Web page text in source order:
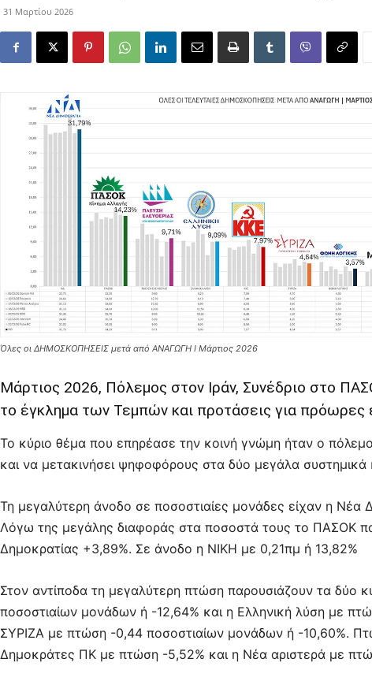
31 Μαρτίου 2026
Όλες οι ΔΗΜΟΣΚΟΠΗΣΕΙΣ μετά από ΑΝΑΓΩΓΗ Ι Μάρτιος 2026
Μάρτιος 2026, Πόλεμος στον Ιράν, Συνέδριο στο
το έγκλημα των Τεμπών και προτάσεις για πρόωρες
Το κύριο θέμα που επηρέασε την κοινή γνώμη ήταν ο
και να μετακινήσει ψηφοφόρους στα δύο μεγάλα
Τη μεγαλύτερη άνοδο σε ποσοστιαίες μονάδες είχαν η
Λόγω της μεγάλης διαφοράς στα ποσοστά τους το ΠΑΣΟΚ
Δημοκρατίας +3,89%. Σε άνοδο η ΝΙΚΗ με 0,21πμ ή 13,82%
Στον αντίποδα τη μεγαλύτερη πτώση παρουσιάζουν τα δύο
ποσοστιαίων μονάδων ή -12,64% και η Ελληνική λύση με
ΣΥΡΙΖΑ με πτώση -0,44 ποσοστιαίων μονάδων ή -10,60%.
Δημοκράτες ΠΚ με πτώση -5,52% και η Νέα αριστερά με